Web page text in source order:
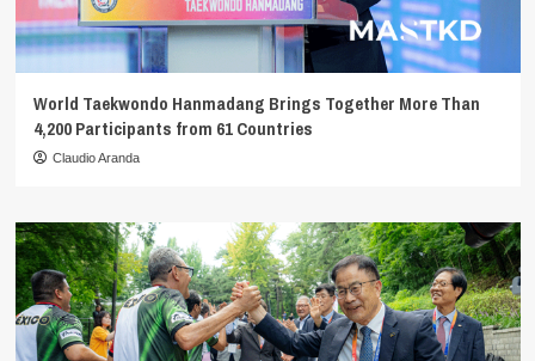
World Taekwondo Hanmadang Brings Together More Than
4,200 Participants from 61 Countries
Claudio Aranda